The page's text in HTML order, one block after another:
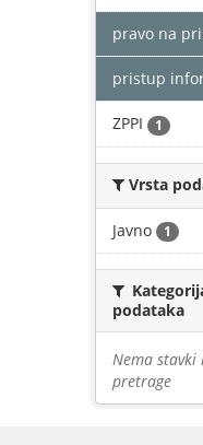
pravo na
pristup
ZPPI 1
Vrsta
Javno 1
podataka
Nema
pretrage